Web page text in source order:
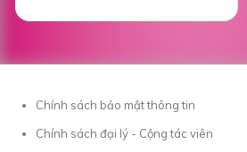
Chính sách bảo mật thông tin
Chính sách đại lý - Cộng tác viên